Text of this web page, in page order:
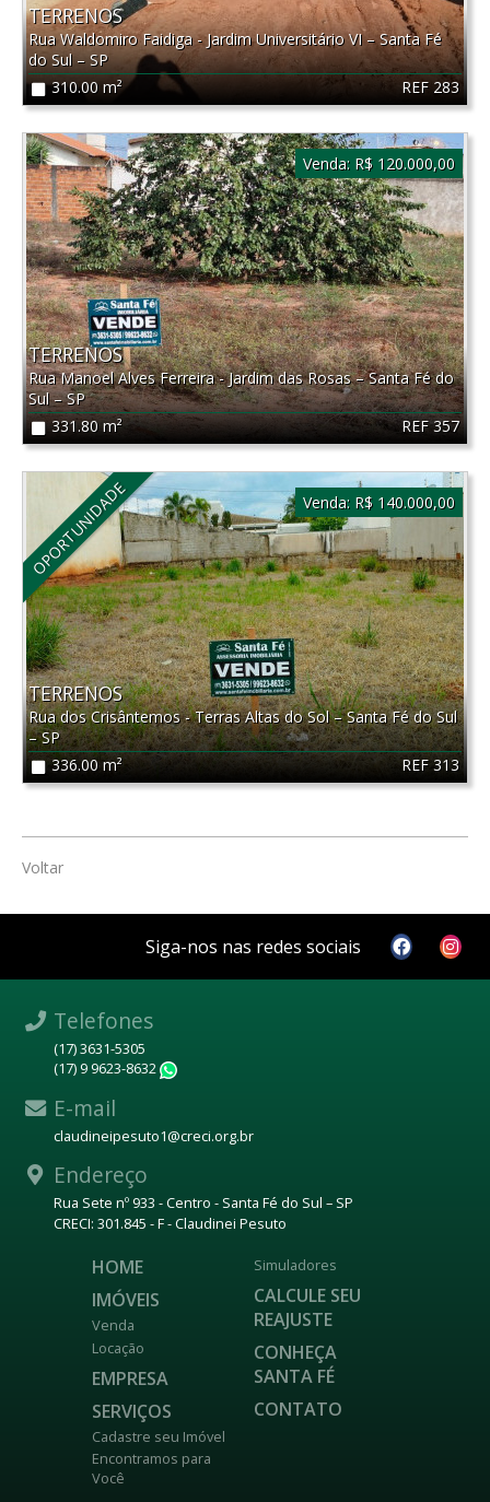
REF 283
TERRENOS
Rua Waldomiro Faidiga - Jardim Universitário VI–Santa Fé
do Sul–SP
310.00 m²
REF 357
TERRENOS
Rua Manoel Alves Ferreira - Jardim das Rosas–Santa Fé do
Sul–SP
331.80 m²
Venda: R$ 120.000,00
OPORTUNIDADE
REF 313
TERRENOS
Rua dos Crisântemos - Terras Altas do Sol–Santa Fé do Sul
–SP
336.00 m²
Venda: R$ 140.000,00
Voltar
Siga-nos nas redes sociais
Telefones
(17) 3631-5305
(17) 9 9623-8632
E-mail
claudineipesuto1@creci.org.br
Endereço
Rua Sete nº 933 - Centro - Santa Fé do Sul – SP
CRECI: 301.845 - F - Claudinei Pesuto
HOME
IMÓVEIS
Venda
Locação
EMPRESA
SERVIÇOS
Cadastre seu Imóvel
Encontramos para
Você
Simuladores
CALCULE SEU
REAJUSTE
CONHEÇA
SANTA FÉ
CONTATO